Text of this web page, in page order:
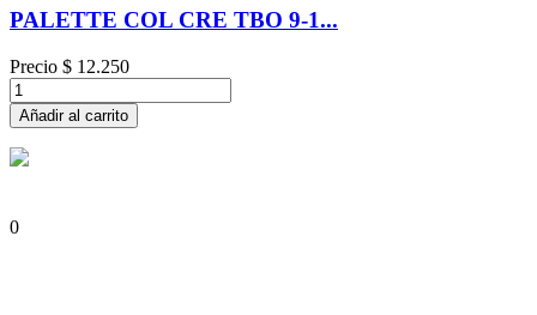
PALETTE COL CRE TBO 9-1...
Precio $ 12.250
Añadir al carrito
0